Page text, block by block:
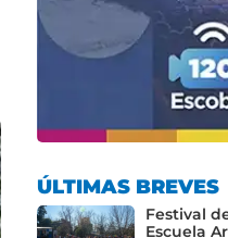
ÚLTIMAS BREVES
Festival
Escuela